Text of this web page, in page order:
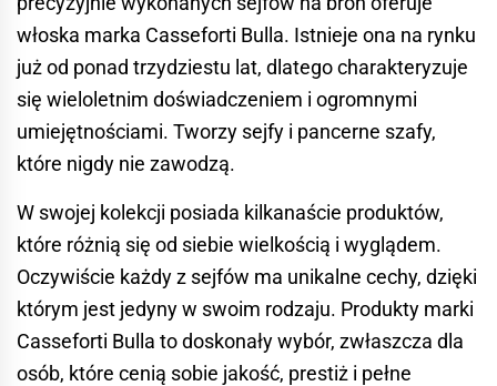
włoska marka Casseforti Bulla. Istnieje ona na rynku
już od ponad trzydziestu lat, dlatego charakteryzuje
się wieloletnim doświadczeniem i ogromnymi
umiejętnościami. Tworzy sejfy i pancerne szafy,
które nigdy nie zawodzą.
W swojej kolekcji posiada kilkanaście produktów,
które różnią się od siebie wielkością i wyglądem.
Oczywiście każdy z sejfów ma unikalne cechy, dzięki
którym jest jedyny w swoim rodzaju. Produkty marki
Casseforti Bulla to doskonały wybór, zwłaszcza dla
osób, które cenią sobie jakość, prestiż i pełne